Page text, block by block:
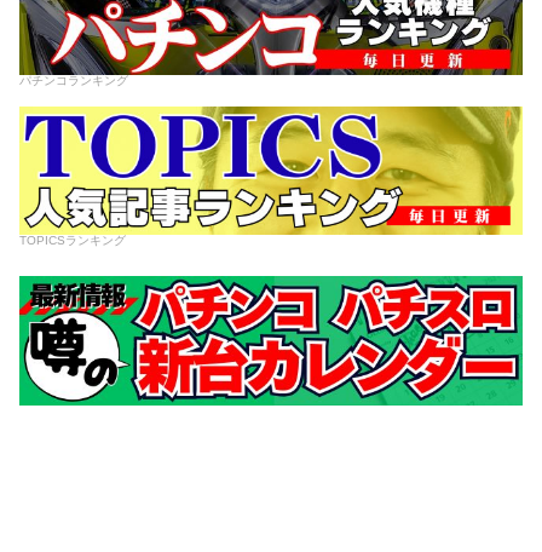
パチンコランキング
TOPICSランキング